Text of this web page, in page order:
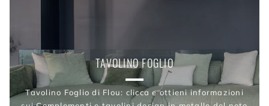
TAVOLINO FOGLIO
Tavolino Foglio di Flou: clicca e ottieni informazioni